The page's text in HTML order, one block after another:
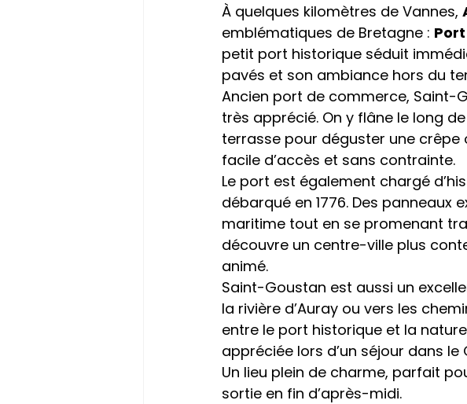
À quelques kilomètres de Vannes,
emblématiques de Bretagne :
petit port historique séduit
pavés et son ambiance hors du
Ancien port de commerce, Saint-
très apprécié. On y flâne le long
terrasse pour déguster une crêpe
facile d’accès et sans contrainte.
Le port est également chargé
débarqué en 1776. Des
maritime tout en se promenant
découvre un centre-ville plus
animé.
Saint-Goustan est aussi un
la rivière d’Auray ou vers les
entre le port historique et la
appréciée lors d’un séjour dans le
Un lieu plein de charme, parfait
sortie en fin d’après-midi.